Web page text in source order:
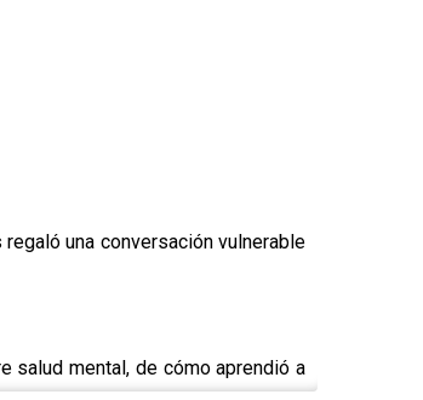
una conversación vulnerable
salud mental, de cómo aprendió a